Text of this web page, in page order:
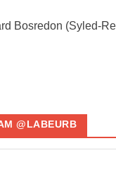
Bosredon (Syled-
@LABEURB